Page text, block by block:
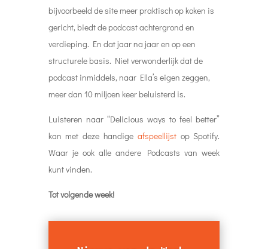
bijvoorbeeld de site meer praktisch op koken is
gericht, biedt de podcast achtergrond en
verdieping. En dat jaar na jaar en op een
structurele basis. Niet verwonderlijk dat de
podcast inmiddels, naar Ella’s eigen zeggen,
meer dan 10 miljoen keer beluisterd is.
Luisteren naar “Delicious ways to feel better”
kan met deze handige afspeellijstop Spotify.
Waar je ook alle andere Podcasts van week
kunt vinden.
Tot volgende week!